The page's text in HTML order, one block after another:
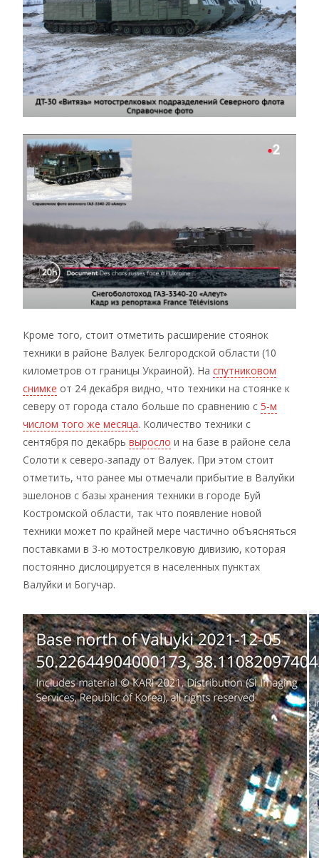
Кроме того, стоит отметить расширение стоянок
техники в районе Валуек Белгородской области (10
километров от границы Украиной). На спутниковом
снимке от 24 декабря видно, что техники на стоянке к
северу от города стало больше по сравнению с 5-м
числом того же месяца. Количество техники с
сентября по декабрь выросло и на базе в районе села
Солоти к северо-западу от Валуек. При этом стоит
отметить, что ранее мы отмечали прибытие в Валуйки
эшелонов с базы хранения техники в городе Буй
Костромской области, так что появление новой
техники может по крайней мере частично объясняться
поставками в 3-ю мотострелковую дивизию, которая
постоянно дислоцируется в населенных пунктах
Валуйки и Богучар.